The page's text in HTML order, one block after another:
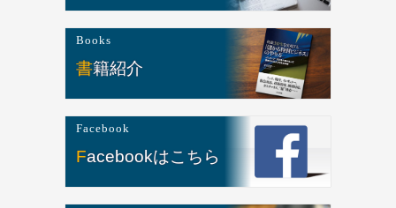
Books
書籍紹介
Facebook
Facebookはこちら